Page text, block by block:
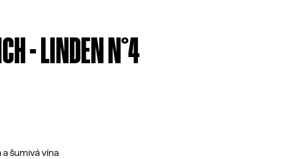
- LINDEN N°4
šumivá vína